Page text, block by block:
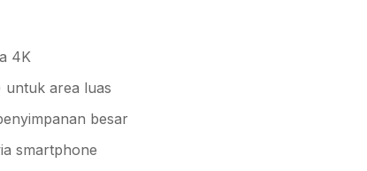
4K
untuk area luas
besar
smartphone